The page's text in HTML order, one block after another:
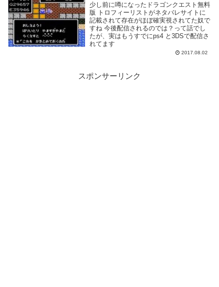
少し前に噂になったドラゴンクエスト無料
版 トロフィーリストがネタバレサイトに
記載されて存在がほぼ確実視されてた奴で
すね 今後配信されるのでは？って話でし
たが、実はもうすでにps4 と3DSで配信さ
れてます
2017.08.02
スポンサーリンク